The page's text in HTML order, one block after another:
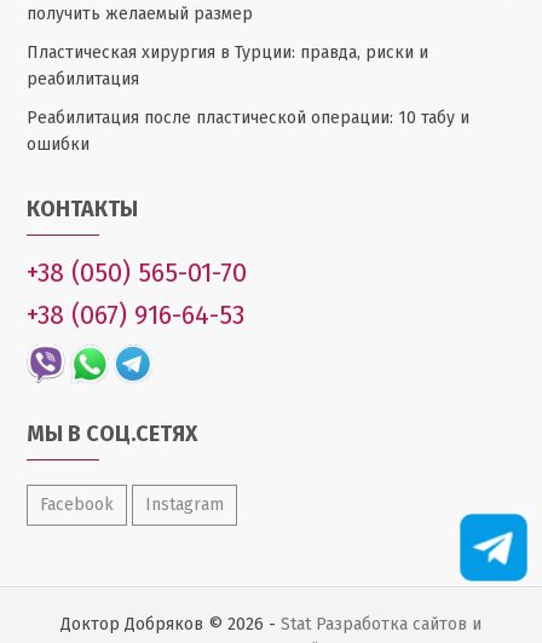
получить желаемый размер
Пластическая хирургия в Турции: правда, риски и
реабилитация
Реабилитация после пластической операции: 10 табу и
ошибки
КОНТАКТЫ
+38 (050) 565-01-70
+38 (067) 916-64-53
МЫ В СОЦ.СЕТЯХ
Facebook Instagram
Доктор Добряков © 2026 - Stat Разработка сайтов и